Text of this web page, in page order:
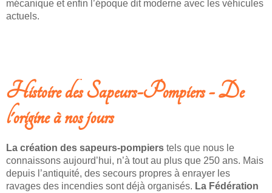
mécanique et enfin l’époque dit moderne avec les véhicules
actuels.
Histoire des Sapeurs-Pompiers - De
l'origine à nos jours
La création des sapeurs-pompiers tels que nous le
connaissons aujourd’hui, n’à tout au plus que 250 ans. Mais
depuis l’antiquité, des secours propres à enrayer les
ravages des incendies sont déjà organisés. La Fédération